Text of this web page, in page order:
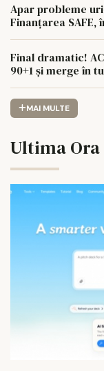
Apar probleme
Finanțarea SAFE,
Final dramatic!
90+1 și merge în
MAI MULTE
Ultima Ora